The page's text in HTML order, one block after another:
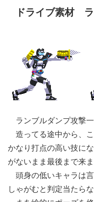
ドライブ素材
ランブルダンプ攻撃一
造ってる途中から、
かなり打点の高い技に
がないまま最後まで来ま
頭身の低いキャラは
しゃがむと判定当たらな